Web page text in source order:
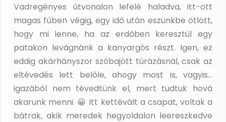
Vadregényes útvonalon lefelé haladva, itt-ott
magas fűben végig, egy idő után eszünkbe ötlött,
hogy mi lenne, ha az erdőben keresztül egy
patakon levágnánk a kanyargós részt. Igen, ez
eddig akárhányszor szóbajött túrázásnál, csak az
eltévedés lett belőle, ahogy most is, vagyis…
igazából nem tévedtünk el, mert tudtuk hová
akarunk menni. 😀 Itt kettévált a csapat, voltak a
bátrak, akik meredek hegyoldalon leereszkedve